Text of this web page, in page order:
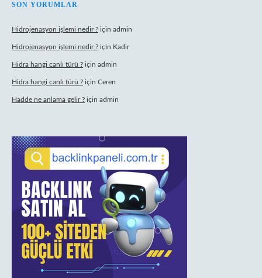
SON YORUMLAR
Hidrojenasyon işlemi nedir ? için admin
Hidrojenasyon işlemi nedir ? için Kadir
Hidra hangi canlı türü ? için admin
Hidra hangi canlı türü ? için Ceren
Hadde ne anlama gelir ? için admin